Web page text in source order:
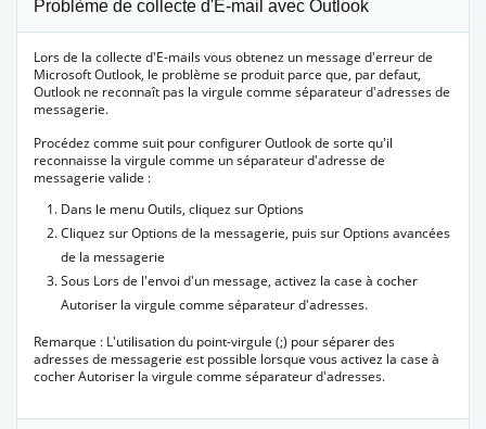
Problème de collecte d'E-mail avec Outlook
Lors de la collecte d'E-mails vous obtenez un message d'erreur de
Microsoft Outlook, le problème se produit parce que, par defaut,
Outlook ne reconnaît pas la virgule comme séparateur d'adresses de
messagerie.
Procédez comme suit pour configurer Outlook de sorte qu'il
reconnaisse la virgule comme un séparateur d'adresse de
messagerie valide :
Dans le menu Outils, cliquez sur Options
Cliquez sur Options de la messagerie, puis sur Options avancées
de la messagerie
Sous Lors de l'envoi d'un message, activez la case à cocher
Autoriser la virgule comme séparateur d'adresses.
Remarque : L'utilisation du point-virgule (;) pour séparer des
adresses de messagerie est possible lorsque vous activez la case à
cocher Autoriser la virgule comme séparateur d'adresses.